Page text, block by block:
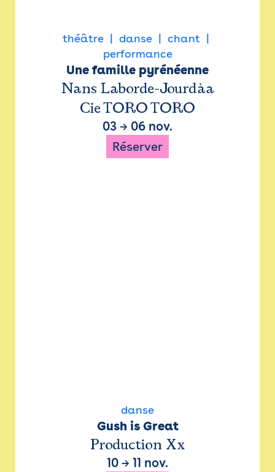
théâtre danse
chant
performance
Une famille pyrénéenne
Nans Laborde-Jourdàa
Cie TORO TORO
03 → 06 nov.
Réserver
danse
Gush is Great
Production Xx
10 → 11 nov.